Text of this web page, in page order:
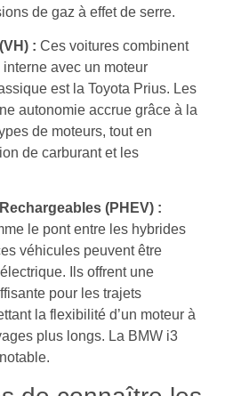
de gaz à effet de serre.
: Ces voitures combinent
avec un moteur
est la Toyota Prius. Les
autonomie accrue grâce à la
de moteurs, tout en
de carburant et les
(PHEV) :
le pont entre les hybrides
véhicules peuvent être
Ils offrent une
pour les trajets
la flexibilité d’un moteur à
plus longs. La BMW i3